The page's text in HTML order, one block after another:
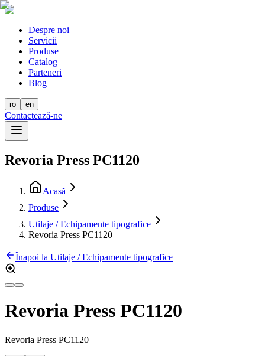
Despre noi
Servicii
Produse
Catalog
Parteneri
Blog
ro en
Contactează-ne
Revoria Press PC1120
Acasă
Produse
Utilaje / Echipamente tipografice
Revoria Press PC1120
Înapoi la Utilaje / Echipamente tipografice
Revoria Press PC1120
Revoria Press PC1120